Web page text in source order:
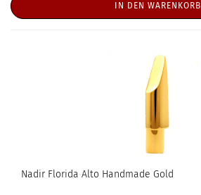
IN DEN WARENKORB
Nadir Florida Alto Handmade Gold